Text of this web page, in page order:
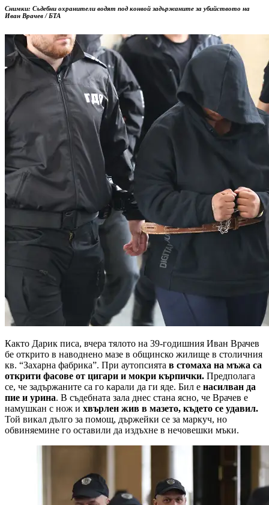
Снимки: Съдебни охранители водят под конвой задържаните за убийството на
Иван Врачев / БТА
Както Дарик писа, вчера тялото на 39-годишния Иван Врачев
бе открито в наводнено мазе в общинско жилище в столичния
кв. “Захарна фабрика”. При аутопсията в стомаха на мъжа са
открити фасове от цигари и мокри кърпички. Предполага
се, че задържаните са го карали да ги яде. Бил е насилван да
пие и урина. В съдебната зала днес стана ясно, че Врачев е
намушкан с нож и хвърлен жив в мазето, където се удавил.
Той викал дълго за помощ, държейки се за маркуч, но
обвиняемине го оставили да издъхне в нечовешки мъки.